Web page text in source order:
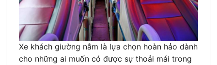
Xe khách giường nằm là lựa chọn hoàn hảo dành
cho những ai muốn có được sự thoải mái trong